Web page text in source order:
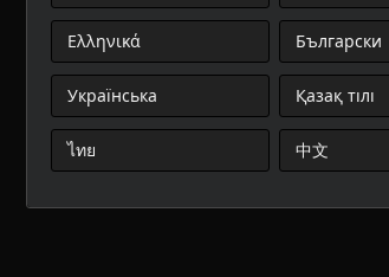
Ελληνικά Български
Українська Қазақ тілі
ไทย 中文